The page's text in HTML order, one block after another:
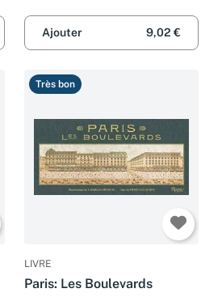
Ajouter 9,02 €
Très bon
LIVRE
Paris: Les Boulevards